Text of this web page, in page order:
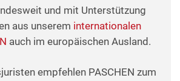
und mit Unterstützung
aus unserem internationalen
auch im europäischen Ausland.
empfehlen PASCHEN zum